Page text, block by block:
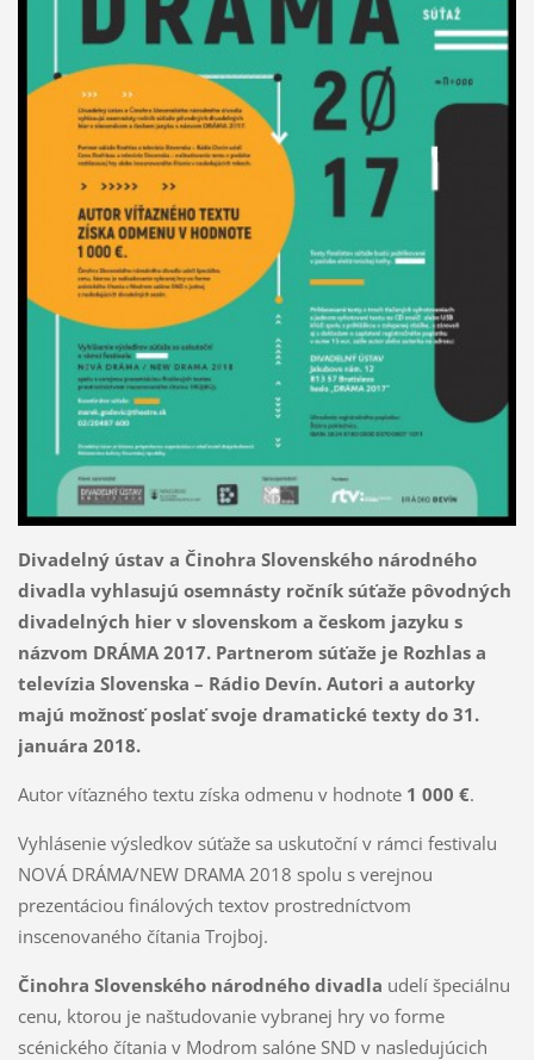
Divadelný ústav a Činohra Slovenského národného
divadla vyhlasujú osemnásty ročník súťaže pôvodných
divadelných hier v slovenskom a českom jazyku s
názvom DRÁMA 2017. Partnerom súťaže je Rozhlas a
televízia Slovenska – Rádio Devín. Autori a autorky
majú možnosť poslať svoje dramatické texty do 31.
januára 2018.
Autor víťazného textu získa odmenu v hodnote 1 000 €.
Vyhlásenie výsledkov súťaže sa uskutoční v rámci festivalu
NOVÁ DRÁMA/NEW DRAMA 2018 spolu s verejnou
prezentáciou finálových textov prostredníctvom
inscenovaného čítania Trojboj.
Činohra Slovenského národného divadla udelí špeciálnu
cenu, ktorou je naštudovanie vybranej hry vo forme
scénického čítania v Modrom salóne SND v nasledujúcich